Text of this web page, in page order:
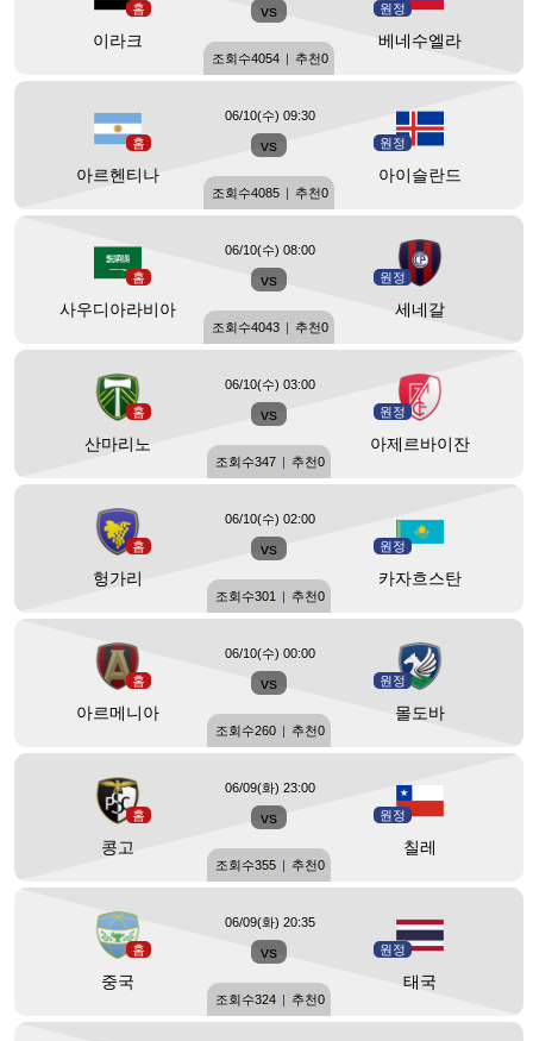
홈
이라크
vs 원정
베네수엘라
조회수4054 | 추천0
홈
아르헨티나
vs 원정
아이슬란드
06/10(수) 09:30
조회수4085 | 추천0
홈
사우디아라비아
vs 원정
세네갈
06/10(수) 08:00
조회수4043 | 추천0
홈
산마리노
vs 원정
아제르바이잔
06/10(수) 03:00
조회수347 | 추천0
홈
헝가리
vs 원정
카자흐스탄
06/10(수) 02:00
조회수301 | 추천0
홈
아르메니아
vs 원정
몰도바
06/10(수) 00:00
조회수260 | 추천0
홈
콩고
vs 원정
칠레
06/09(화) 23:00
조회수355 | 추천0
홈
중국
vs 원정
태국
06/09(화) 20:35
조회수324 | 추천0